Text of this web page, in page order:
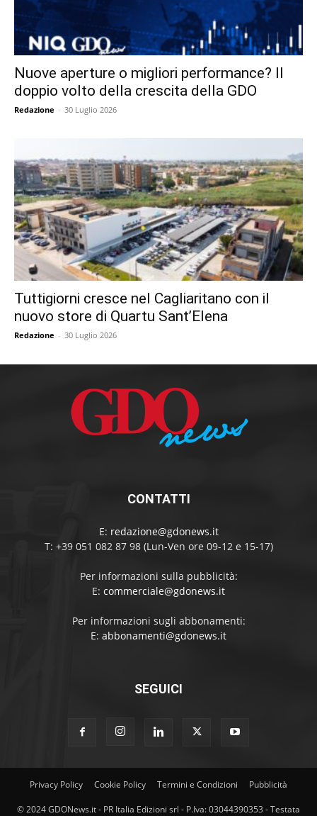
Nuove aperture o migliori performance? Il
doppio volto della crescita della GDO
Redazione - 30 Luglio 2026
Tuttigiorni cresce nel Cagliaritano con il
nuovo store di Quartu Sant’Elena
Redazione - 30 Luglio 2026
CONTATTI
E: redazione@gdonews.it
T: +39 051 082 87 98 (Lun-Ven ore 09-12 e 15-17)
Per informazioni sulla pubblicità:
E: commerciale@gdonews.it
Per informazioni sugli abbonamenti:
E: abbonamenti@gdonews.it
SEGUICI
Privacy Policy Cookie Policy Termini e Condizioni Pubblicità
© 2024 GDONews.it - PR Italia Edizioni srl - P.Iva: 03044390353 - Testata